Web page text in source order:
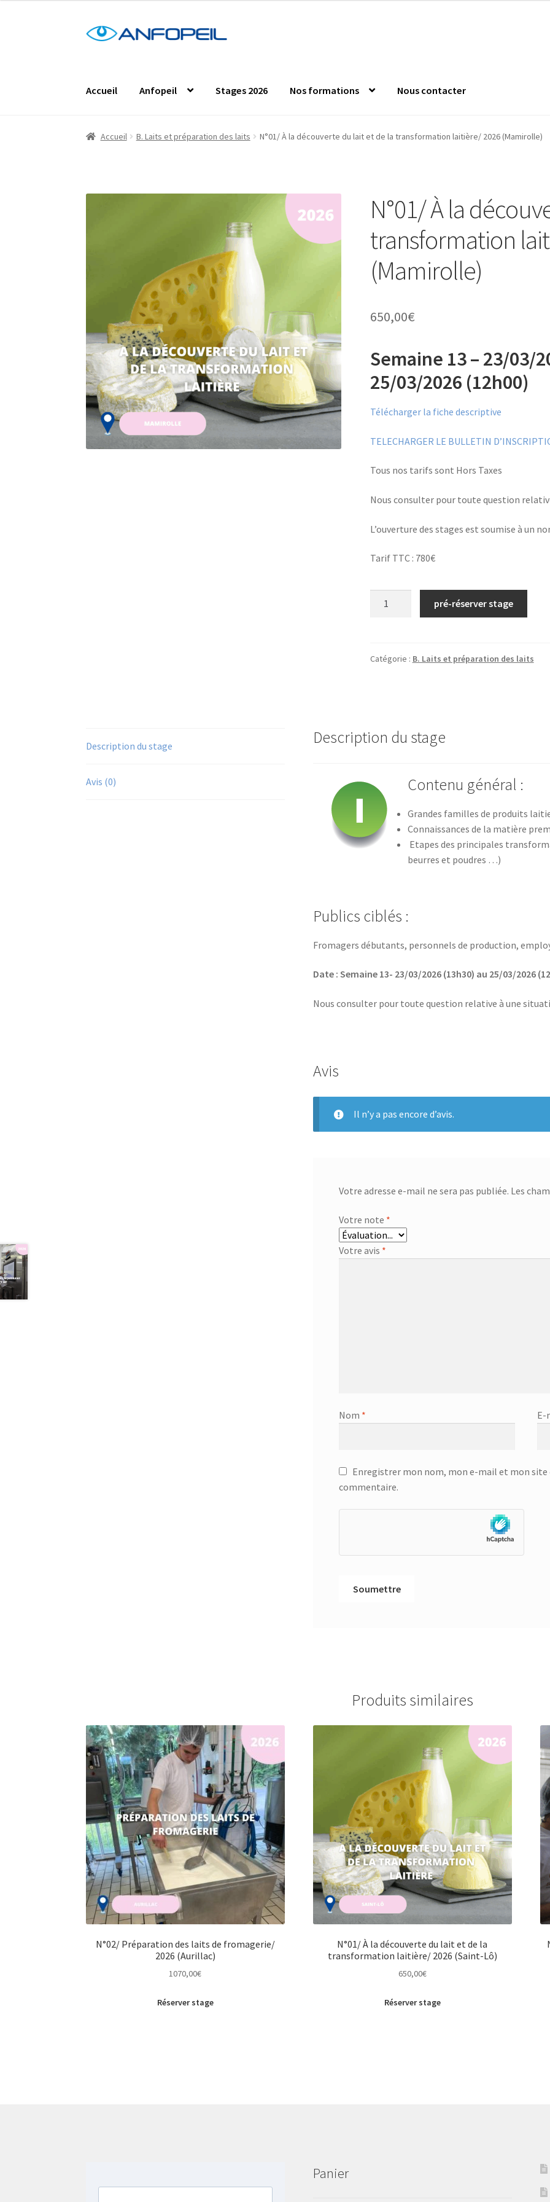
Aller
Aller
Accueil Anfopeil Stages 2026 Nos formations Nous contacter
Accueil Actus Centres de formation Commande Confirm Subscription Distanciel Formations mixtes Jeu
Stages catalogue
Accueil B. Laits et préparation des laits N°01/ À la découverte du lait et de la transformation laitière/ 2026 (Mamirolle)
N°01/ À la
transformation
(Mamirolle)
650,00€
Semaine 13 – 23/03/
25/03/2026 (12h00)
Télécharger la fiche descriptive
TELECHARGER LE BULLETIN
Tous nos tarifs sont Hors Taxes
Nous consulter pour toute question
L’ouverture des stages est soumise à un
Tarif TTC : 780€
la
de
laitière/
2026
(Mamirolle)
pré-réserver stage
Catégorie : B. Laits et préparation des laits
Description du stage
Avis (0)
Description du stage
Contenu général :
Grandes familles de produits
Connaissances de la matière
Etapes des principales
beurres et poudres …)
Publics ciblés :
Fromagers débutants, personnels de production,
Date : Semaine 13- 23/03/2026 (13h30) au 25/03/2026
Nous consulter pour toute question relative à une
Avis
Il n’y a pas encore d’avis.
Votre adresse e-mail ne sera pas publiée. Les
Votre note *
Votre avis *
Nom *
Enregistrer mon nom, mon e-mail et mon
commentaire.
Produits similaires
N°02/ Préparation des laits de fromagerie/
2026 (Aurillac)
1070,00€
Réserver stage
N°01/ À la découverte du lait et de la
transformation laitière/ 2026 (Saint-Lô)
650,00€
Réserver stage
Panier